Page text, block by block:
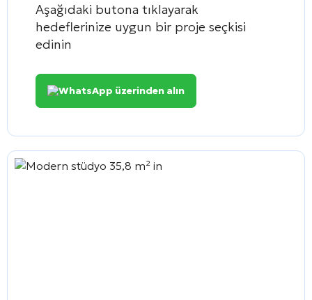
Aşağıdaki butona tıklayarak
hedeflerinize uygun bir proje seçkisi
edinin
WhatsApp üzerinden alın